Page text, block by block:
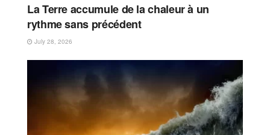
La Terre accumule de la chaleur à un
rythme sans précédent
July 28, 2026